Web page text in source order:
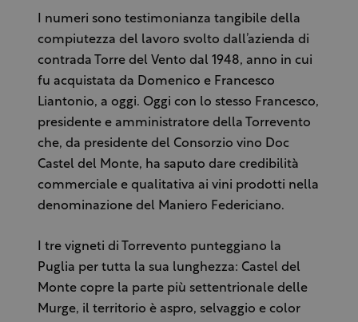
I numeri sono testimonianza tangibile della
compiutezza del lavoro svolto dall’azienda di
contrada Torre del Vento dal 1948, anno in cui
fu acquistata da Domenico e Francesco
Liantonio, a oggi. Oggi con lo stesso Francesco,
presidente e amministratore della Torrevento
che, da presidente del Consorzio vino Doc
Castel del Monte, ha saputo dare credibilità
commerciale e qualitativa ai vini prodotti nella
denominazione del Maniero Federiciano.
I tre vigneti di Torrevento punteggiano la
Puglia per tutta la sua lunghezza: Castel del
Monte copre la parte più settentrionale delle
Murge, il territorio è aspro, selvaggio e color